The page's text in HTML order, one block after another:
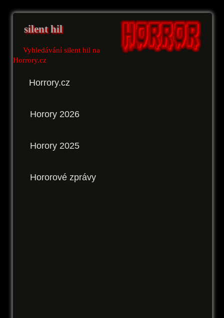
silent hil
Vyhledávání silent hil na
Horrory.cz
Horrory.cz
Horory 2026
Horory 2025
Hororové zprávy